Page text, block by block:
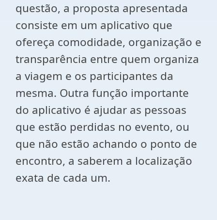
questão, a proposta apresentada
consiste em um aplicativo que
ofereça comodidade, organização e
transparência entre quem organiza
a viagem e os participantes da
mesma. Outra função importante
do aplicativo é ajudar as pessoas
que estão perdidas no evento, ou
que não estão achando o ponto de
encontro, a saberem a localização
exata de cada um.